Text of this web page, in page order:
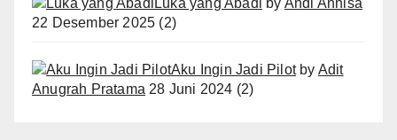
Luka yang Abadi by Andi Annisa
22 Desember 2025 (2)
Aku Ingin Jadi Pilotby Adit
Anugrah Pratama 28 Juni 2024 (2)